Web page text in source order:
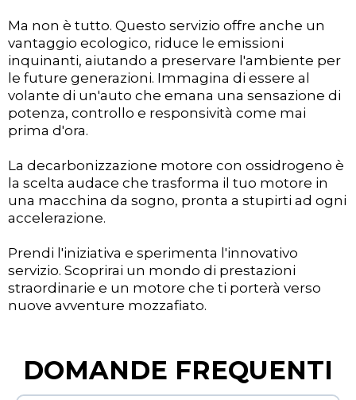
Ma non è tutto. Questo servizio offre anche un
vantaggio ecologico, riduce le emissioni
inquinanti, aiutando a preservare l'ambiente per
le future generazioni. Immagina di essere al
volante di un'auto che emana una sensazione di
potenza, controllo e responsività come mai
prima d'ora.
La decarbonizzazione motore con ossidrogeno è
la scelta audace che trasforma il tuo motore in
una macchina da sogno, pronta a stupirti ad ogni
accelerazione.
Prendi l'iniziativa e sperimenta l'innovativo
servizio. Scoprirai un mondo di prestazioni
straordinarie e un motore che ti porterà verso
nuove avventure mozzafiato.
DOMANDE FREQUENTI